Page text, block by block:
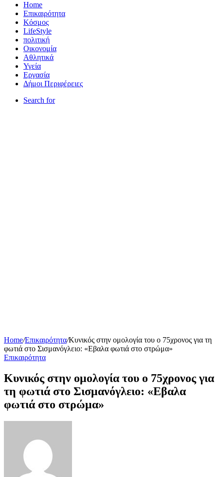
Home
Επικαιρότητα
Κόσμος
LifeStyle
πολιτική
Οικονομία
Αθλητικά
Υγεία
Εργασία
Δήμοι Περιφέρειες
Search for
Home/Επικαιρότητα/Κυνικός στην ομολογία του ο 75χρονος για τη
φωτιά στο Σισμανόγλειο: «Εβαλα φωτιά στο στρώμα»
Επικαιρότητα
Κυνικός στην ομολογία του ο 75χρονος για
τη φωτιά στο Σισμανόγλειο: «Εβαλα
φωτιά στο στρώμα»